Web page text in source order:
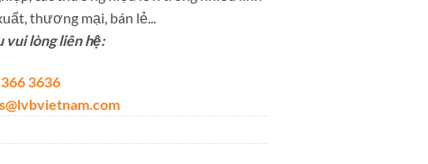
thương mại, bán lẻ...
vui lòng liên hệ:
3636